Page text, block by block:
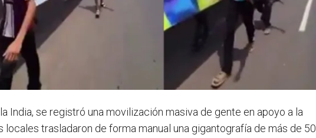
India, se registró una movilización masiva de gente en apoyo a la
trasladaron de forma manual una gigantografía de más de 50